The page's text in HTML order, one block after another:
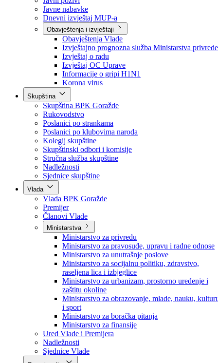
Najave
Konkursi i oglasi
Javni pozivi
Javne nabavke
Dnevni izvještaj MUP-a
Obavještenja i izvještaji
Obavještenja Vlade
Izvještajno prognozna služba Ministarstva privrede
Izvještaj o radu
Izvještaj OC Uprave
Informacije o gripi H1N1
Korona virus
Skupština
Skupština BPK Goražde
Rukovodstvo
Poslanici po strankama
Poslanici po klubovima naroda
Kolegij skupštine
Skupštinski odbori i komisije
Stručna služba skupštine
Nadležnosti
Sjednice skupštine
Vlada
Vlada BPK Goražde
Premijer
Članovi Vlade
Ministarstva
Ministarstvo za privredu
Ministarstvo za pravosuđe, upravu i radne odnose
Ministarstvo za unutrašnje poslove
Ministarstvo za socijalnu politiku, zdravstvo,
raseljena lica i izbjeglice
Ministarstvo za urbanizam, prostorno uređenje i
zaštitu okoline
Ministarstvo za obrazovanje, mlade, nauku,
i sport
Ministarstvo za boračka pitanja
Ministarstvo za finansije
Ured Vlade i Premijera